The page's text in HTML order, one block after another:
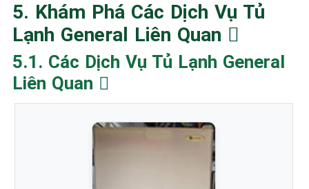
5. Khám Phá Các Dịch Vụ Tủ
Lạnh General Liên Quan ️
5.1. Các Dịch Vụ Tủ Lạnh General
Liên Quan ️